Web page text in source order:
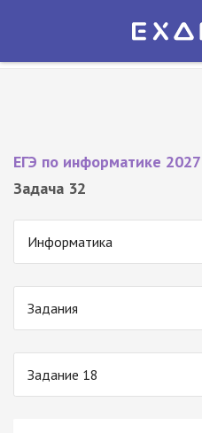
Экзамер — ЕГЭ 2027
ЕГЭ по информатике 2027
Задача 32
Информатика
Задания
Задание 18